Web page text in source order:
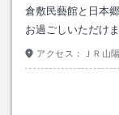
倉敷民藝館と日本
お過ごしいただけま
アクセス： ＪＲ山